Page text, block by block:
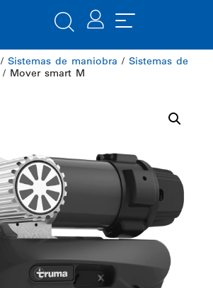
/ Sistemas de maniobra / Sistemas de
/ Mover smart M